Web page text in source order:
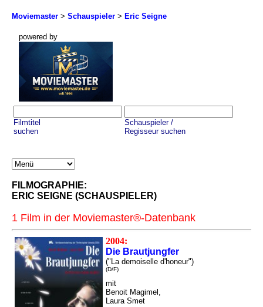
Moviemaster > Schauspieler > Eric Seigne
powered by
Filmtitel
suchen
Schauspieler /
Regisseur suchen
FILMOGRAPHIE:
ERIC SEIGNE (SCHAUSPIELER)
1 Film in der Moviemaster®-Datenbank
2004:
Die Brautjungfer
("La demoiselle d'honeur")
(D/F)
mit
Benoit Magimel,
Laura Smet